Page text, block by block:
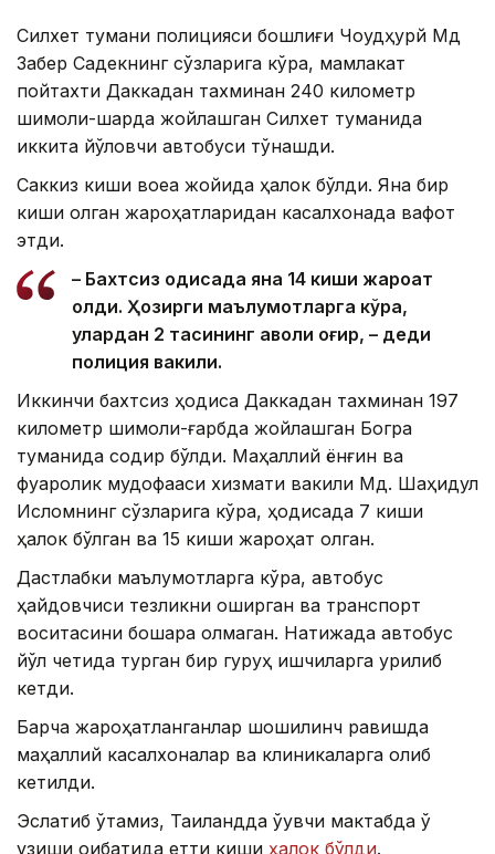
Силхет тумани полицияси бошлиғи Чоудҳурй Мд
Забер Садекнинг сўзларига кўра, мамлакат
пойтахти Даккадан тахминан 240 километр
шимоли-шарқда жойлашган Силхет туманида
иккита йўловчи автобуси тўқнашди.
Саккиз киши воқеа жойида ҳалок бўлди. Яна бир
киши олган жароҳатларидан касалхонада вафот
этди.
– Бахтсиз ҳодисада яна 14 киши жароҳат
олди. Ҳозирги маълумотларга кўра,
улардан 2 тасининг аҳволи оғир, – деди
полиция вакили.
Иккинчи бахтсиз ҳодиса Даккадан тахминан 197
километр шимоли-ғарбда жойлашган Богра
туманида содир бўлди. Маҳаллий ёнғин ва
фуқаролик мудофааси хизмати вакили Мд. Шаҳидул
Исломнинг сўзларига кўра, ҳодисада 7 киши
ҳалок бўлган ва 15 киши жароҳат олган.
Дастлабки маълумотларга кўра, автобус
ҳайдовчиси тезликни оширган ва транспорт
воситасини бошқара олмаган. Натижада автобус
йўл четида турган бир гуруҳ ишчиларга урилиб
кетди.
Барча жароҳатланганлар шошилинч равишда
маҳаллий касалхоналар ва клиникаларга олиб
кетилди.
Эслатиб ўтамиз, Таиландда ўқувчи мактабда ўқ
узиши оқибатида етти киши ҳалок бўлди.